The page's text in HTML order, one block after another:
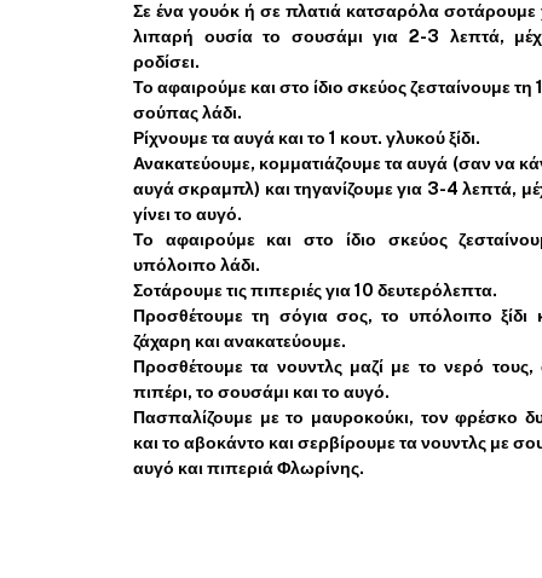
Σε ένα γουόκ ή σε πλατιά κατσαρόλα σοτάρουμε
λιπαρή ουσία το σουσάμι για 2-3 λεπτά,
ροδίσει.
Το αφαιρούμε και στο ίδιο σκεύος ζεσταίνουμε τη
σούπας λάδι.
Ρίχνουμε τα αυγά και το 1 κουτ. γλυκού ξίδι.
Ανακατεύουμε, κομματιάζουμε τα αυγά (σαν να
αυγά σκραμπλ) και τηγανίζουμε για 3-4 λεπτά,
γίνει το αυγό.
Το αφαιρούμε και στο ίδιο σκεύος
υπόλοιπο λάδι.
Σοτάρουμε τις πιπεριές για 10 δευτερόλεπτα.
Προσθέτουμε τη σόγια σος, το υπόλοιπο ξίδι
ζάχαρη και ανακατεύουμε.
Προσθέτουμε τα νουντλς μαζί με το νερό τους,
πιπέρι, το σουσάμι και το αυγό.
Πασπαλίζουμε με το μαυροκούκι, τον φρέσκο
και το αβοκάντο και σερβίρουμε τα νουντλς με
αυγό και πιπεριά Φλωρίνης.